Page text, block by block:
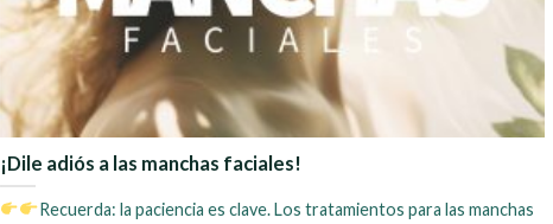
¡Dile adiós a las manchas faciales!
Recuerda: la paciencia es clave. Los tratamientos para las manchas